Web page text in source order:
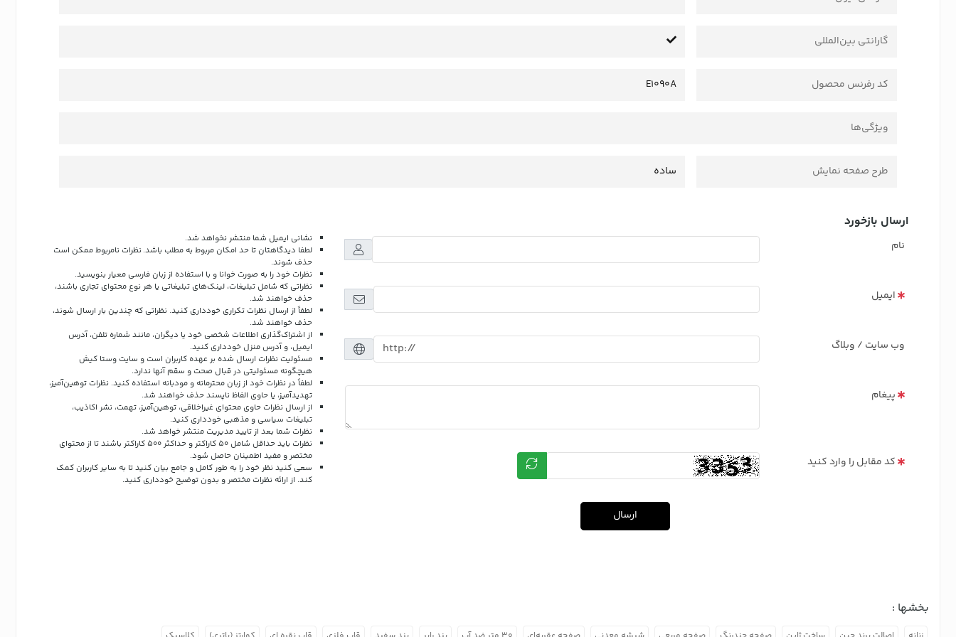
گارانتی بین‌المللی
کد رفرنس محصول E1090A
ویژگی‌ها
طرح صفحه نمایش ساده
ارسال بازخورد
نام
ایمیل
وب سایت / وبلاگ
پیغام
کد مقابل را وارد کنید
ارسال
نشانی ایمیل شما منتشر نخواهد شد.
لطفا دیدگاهتان تا حد امکان مربوط به مطلب باشد. نظرات نامربوط ممکن است
حذف شوند.
نظرات خود را به صورت خوانا و با استفاده از زبان فارسی معیار بنویسید.
نظراتی که شامل تبلیغات، لینک‌های تبلیغاتی یا هر نوع محتوای تجاری باشند،
حذف خواهند شد.
لطفاً از ارسال نظرات تکراری خودداری کنید. نظراتی که چندین بار ارسال شوند،
حذف خواهند شد.
از اشتراک‌گذاری اطلاعات شخصی خود یا دیگران، مانند شماره تلفن، آدرس
ایمیل، و آدرس منزل خودداری کنید.
مسئولیت نظرات ارسال شده بر عهده کاربران است و سایت وستا کیش
هیچگونه مسئولیتی در قبال صحت و سقم آنها ندارد.
لطفاً در نظرات خود از زبان محترمانه و مودبانه استفاده کنید. نظرات توهین‌آمیز،
تهدیدآمیز، یا حاوی الفاظ ناپسند حذف خواهند شد.
از ارسال نظرات حاوی محتوای غیراخلاقی، توهین‌آمیز، تهمت، نشر اکاذیب،
تبلیغات سیاسی و مذهبی خودداری کنید.
نظرات شما بعد از تایید مدیریت منتشر خواهد شد.
نظرات باید حداقل شامل 50 کاراکتر و حداکثر 500 کاراکتر باشند تا از محتوای
مختصر و مفید اطمینان حاصل شود.
سعی کنید نظر خود را به طور کامل و جامع بیان کنید تا به سایر کاربران کمک
کند. از ارائه نظرات مختصر و بدون توضیح خودداری کنید.
بخشها :